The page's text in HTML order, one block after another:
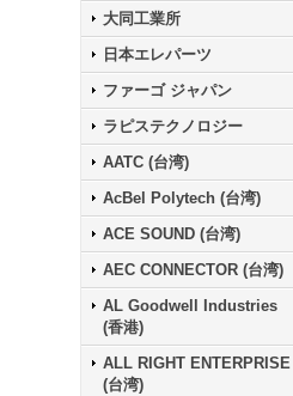
大同工業所
日本エレパーツ
ファーゴ ジャパン
ラピステクノロジー
AATC (台湾)
AcBel Polytech (台湾)
ACE SOUND (台湾)
AEC CONNECTOR (台湾)
AL Goodwell Industries
(香港)
ALL RIGHT ENTERPRISE
(台湾)